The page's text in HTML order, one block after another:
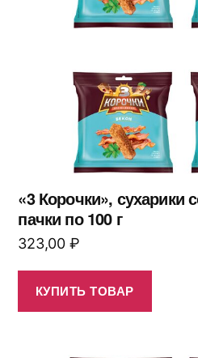
«3 Корочки», сухарики
пачки по 100 г
323,00 ₽
КУПИТЬ ТОВАР